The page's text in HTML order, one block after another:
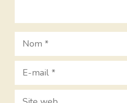
Nom
E-
Site